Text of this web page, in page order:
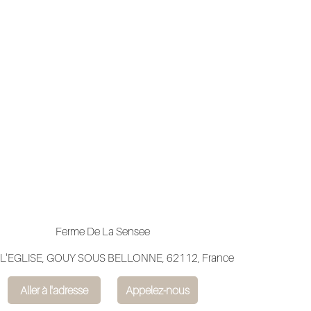
Ferme De La Sensee
GOUY SOUS BELLONNE, 62112, France
Aller à l'adresse Appelez-nous